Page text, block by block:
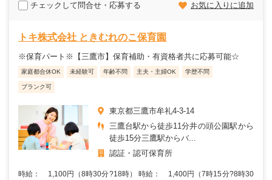
チェックして問合せ・応募する お気に入りに追加
トキ株式会社 ときむれのこ保育園
※保育パート※【三鷹市】保育補助・有資格者共に応募可能☆
家庭都合休OK 未経験可 年齢不問 主夫・主婦OK 学歴不問
ブランク可
東京都三鷹市牟礼4-3-14
三鷹台駅から徒歩11分井の頭公園駅から
徒歩15分三鷹駅からバ...
認証・認可保育所
時給： 1,100円（8時30分?18時） 時給： 1,400円（7時15分?8時30